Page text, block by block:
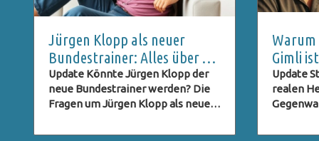
Jürgen Klopp als neuer
Bundestrainer: Alles über die
DFB-Pressekonferenz und
Live-Stream
Update Könnte Jürgen Klopp der
neue Bundestrainer werden? Die
Fragen um Jürgen Klopp als neuer
Fußballverbands (DFB) stehen im
Warum
Gimli
ein
Update
realen
sich